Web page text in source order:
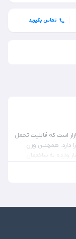
تماس بگیرید
است که قابلیت تحمل
دارد. همچنین وزن
وارده به ساختمان
که در ادامه به آن
ازقیمت روز تیرآهن